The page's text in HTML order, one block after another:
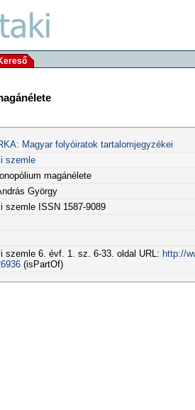
Magyar folyóiratok tartalomjegyzékei
szemle
magánélete
György
szemle ISSN 1587-9089
szemle 6. évf. 1. sz. 6-33. oldal URL: http://
(isPartOf)